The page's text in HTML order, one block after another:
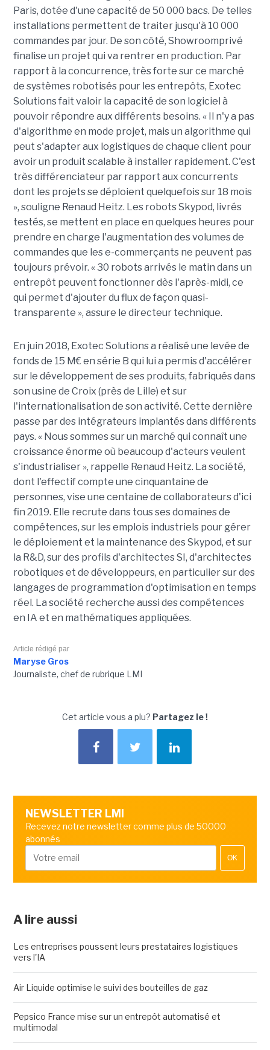
Paris, dotée d'une capacité de 50 000 bacs. De telles
installations permettent de traiter jusqu'à 10 000
commandes par jour. De son côté, Showroomprivé
finalise un projet qui va rentrer en production. Par
rapport à la concurrence, très forte sur ce marché
de systèmes robotisés pour les entrepôts, Exotec
Solutions fait valoir la capacité de son logiciel à
pouvoir répondre aux différents besoins. « Il n'y a pas
d'algorithme en mode projet, mais un algorithme qui
peut s'adapter aux logistiques de chaque client pour
avoir un produit scalable à installer rapidement. C'est
très différenciateur par rapport aux concurrents
dont les projets se déploient quelquefois sur 18 mois
», souligne Renaud Heitz. Les robots Skypod, livrés
testés, se mettent en place en quelques heures pour
prendre en charge l'augmentation des volumes de
commandes que les e-commerçants ne peuvent pas
toujours prévoir. « 30 robots arrivés le matin dans un
entrepôt peuvent fonctionner dès l'après-midi, ce
qui permet d'ajouter du flux de façon quasi-
transparente », assure le directeur technique.
En juin 2018, Exotec Solutions a réalisé une levée de
fonds de 15 M€ en série B qui lui a permis d'accélérer
sur le développement de ses produits, fabriqués dans
son usine de Croix (près de Lille) et sur
l'internationalisation de son activité. Cette dernière
passe par des intégrateurs implantés dans différents
pays. « Nous sommes sur un marché qui connaît une
croissance énorme où beaucoup d'acteurs veulent
s'industrialiser », rappelle Renaud Heitz. La société,
dont l'effectif compte une cinquantaine de
personnes, vise une centaine de collaborateurs d'ici
fin 2019. Elle recrute dans tous ses domaines de
compétences, sur les emplois industriels pour gérer
le déploiement et la maintenance des Skypod, et sur
la R&D, sur des profils d'architectes SI, d'architectes
robotiques et de développeurs, en particulier sur des
langages de programmation d'optimisation en temps
réel. La société recherche aussi des compétences
en IA et en mathématiques appliquées.
Article rédigé par
Maryse Gros
Journaliste, chef de rubrique LMI
Cet article vous a plu? Partagez le !
NEWSLETTER LMI
Recevez notre newsletter comme plus de 50000
abonnés
OK
A lire aussi
Les entreprises poussent leurs prestataires logistiques
vers l'IA
Air Liquide optimise le suivi des bouteilles de gaz
Pepsico France mise sur un entrepôt automatisé et
multimodal